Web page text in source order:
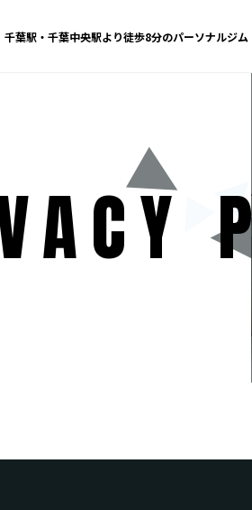
千葉駅・千葉中央駅より徒歩8分のパーソナルジム